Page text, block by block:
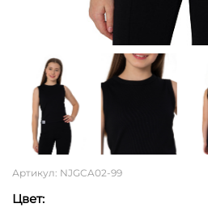
Артикул: NJGCA02-99
Цвет: